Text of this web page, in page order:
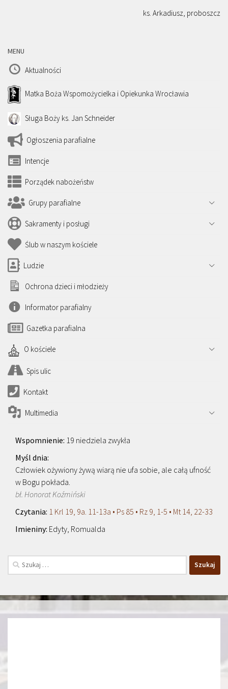
ks. Arkadiusz, proboszcz
MENU
Aktualności
Matka Boża Wspomożycielka i Opiekunka Wrocławia
Sługa Boży ks. Jan Schneider
Ogłoszenia parafialne
Intencje
Porządek nabożeństw
Grupy parafialne
Sakramenty i posługi
Ślub w naszym kościele
Ludzie
Ochrona dzieci i młodzieży
Informator parafialny
Gazetka parafialna
O kościele
Spis ulic
Kontakt
Multimedia
19 niedziela zwykła
Człowiek ożywiony żywą wiarą nie ufa sobie, ale całą ufność
w Bogu pokłada.
bł. Honorat Koźmiński
1 Krl 19, 9a. 11-13a • Ps 85 • Rz 9, 1-5 • Mt 14, 22-33
Edyty, Romualda
Szukaj: